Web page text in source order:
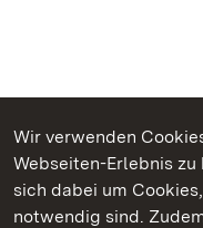
Wir verwenden
Webseiten-Erlebnis
sich dabei um
notwendig sind.
Kommen. Staunen.